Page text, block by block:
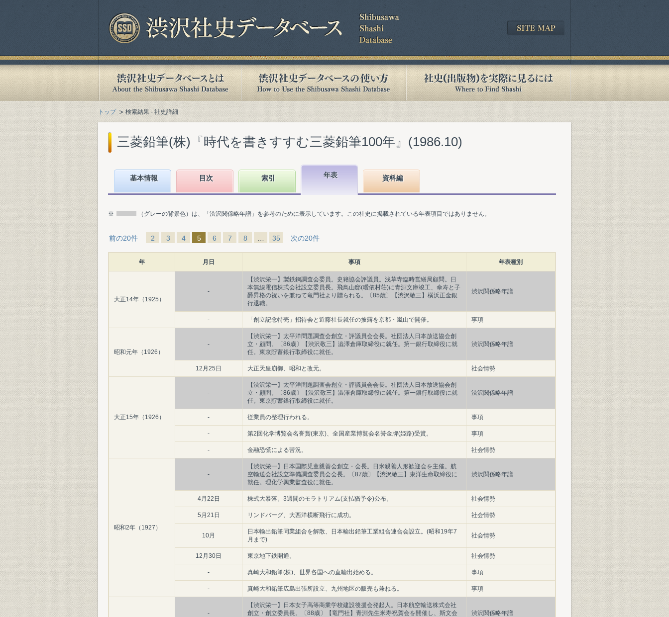
トップ 検索結果 - 社史詳細
三菱鉛筆(株)『時代を書きすすむ三菱鉛筆100年』(1986.10)
基本情報 目次 索引 年表 資料編
※ （グレーの背景色）は、「渋沢関係略年譜」を参考のために表示しています。この社史に掲載されている年表項目ではありません。
前の20件 2 3 4 5 6 7 8 35 次の20件
年 月日 事項 年表種別
大正14年（1925）
-
【渋沢栄一】製鉄鋼調査会委員。史籍協会評議員。浅草寺臨時営繕局顧問。日
本無線電信株式会社設立委員長。飛鳥山邸(曖依村荘)に青淵文庫竣工、傘寿と子
爵昇格の祝いを兼ねて竜門社より贈られる。〔85歳〕【渋沢敬三】横浜正金銀
行退職。
渋沢関係略年譜
- 「創立記念特売」招待会と近藤社長就任の披露を京都・嵐山で開催。 事項
昭和元年（1926）
-
【渋沢栄一】太平洋問題調査会創立・評議員会会長。社団法人日本放送協会創
立・顧問。〔86歳〕【渋沢敬三】澁澤倉庫取締役に就任。第一銀行取締役に就
任。東京貯蓄銀行取締役に就任。
渋沢関係略年譜
12月25日 大正天皇崩御、昭和と改元。 社会情勢
大正15年（1926）
-
【渋沢栄一】太平洋問題調査会創立・評議員会会長。社団法人日本放送協会創
立・顧問。〔86歳〕【渋沢敬三】澁澤倉庫取締役に就任。第一銀行取締役に就
任。東京貯蓄銀行取締役に就任。
渋沢関係略年譜
- 従業員の整理行われる。 事項
- 第2回化学博覧会名誉賞(東京)、全国産業博覧会名誉金牌(姫路)受賞。 事項
- 金融恐慌による苦況。 社会情勢
昭和2年（1927）
-
【渋沢栄一】日本国際児童親善会創立・会長。日米親善人形歓迎会を主催。航
空輸送会社設立準備調査委員会会長。〔87歳〕【渋沢敬三】東洋生命取締役に
就任。理化学興業監査役に就任。
渋沢関係略年譜
4月22日 株式大暴落。3週間のモラトリアム(支払猶予令)公布。 社会情勢
5月21日 リンドバーグ、大西洋横断飛行に成功。 社会情勢
10月
日本輸出鉛筆同業組合を解散、日本輸出鉛筆工業組合連合会設立。(昭和19年7
月まで)
社会情勢
12月30日 東京地下鉄開通。 社会情勢
- 真崎大和鉛筆(株)、世界各国への直輸出始める。 事項
- 真崎大和鉛筆広島出張所設立、九州地区の販売も兼ねる。 事項
-
【渋沢栄一】日本女子高等商業学校建設後援会発起人。日本航空輸送株式会社
創立・創立委員長。〔88歳〕【竜門社】青淵先生米寿祝賀会を開催し、斯文会
渋沢関係略年譜